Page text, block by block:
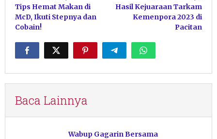
pos
Tips Hemat Makan di
McD, Ikuti Stepnya dan
Cobain!
Hasil Kejuaraan Tarkam
Kemenpora 2023 di
Pacitan
Baca Lainnya
Wabup Gagarin Bersama